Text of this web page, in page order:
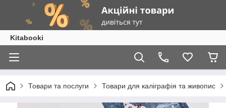
Kitabooki
Товари та послуги Товари для каліграфія та живопис